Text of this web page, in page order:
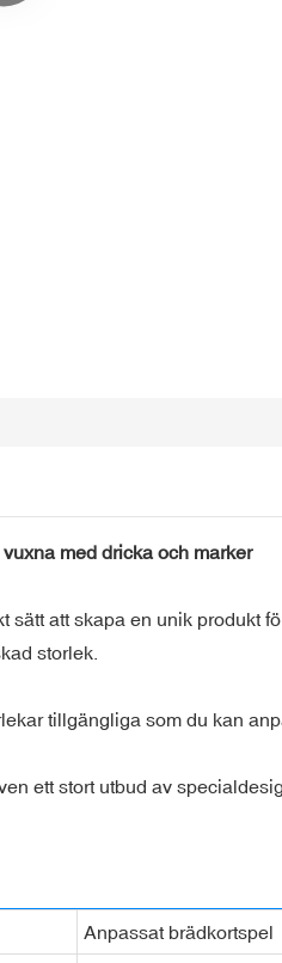
med dricka och marker
sätt att skapa en unik produkt
storlek.
tillgängliga som du kan
ett stort utbud av
Anpassat brädkortspel